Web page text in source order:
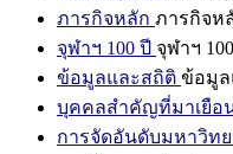
ภารกิจหลัก ภารกิจห
จุฬาฯ 100 ปี จุฬาฯ
ข้อมูลและสถิติ ข้อมูล
บุคคลสำคัญที่มาเยือ
การจัดอันดับมหาวิท